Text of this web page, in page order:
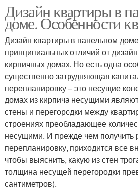
Дизайн квартиры в
доме. Особенности
Дизайн квартиры в панельном
принципиальных отличий от
кирпичных домах. Но есть одна
существенно затрудняющая
перепланировку – это несущие
домах из кирпича несущими
стены и перегородки между
строениях преобладающее
несущими. И прежде чем получить
перепланировку, приходится все
чтобы выяснить, какую из стен
толщина несущей перегородки
сантиметров).